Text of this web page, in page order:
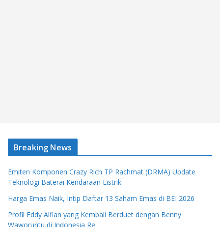
Breaking News
Emiten Komponen Crazy Rich TP Rachmat (DRMA) Update
Teknologi Baterai Kendaraan Listrik
Harga Emas Naik, Intip Daftar 13 Saham Emas di BEI 2026
Profil Eddy Alfian yang Kembali Berduet dengan Benny
Waworuntu di Indonesia Re